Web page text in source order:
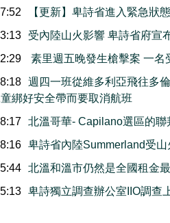
【更新】卑詩省進入緊急狀態
受內陸山火影響 卑詩省府宣
素里週五晚發生槍擊案 一名
週四一班從維多利亞飛往多
綁好安全帶而要取消航班
北溫哥華- Capilano選區的
卑詩省內陸Summerland受山
北溫和溫市仍然是全國租金
卑詩獨立調查辦公室IIO調查